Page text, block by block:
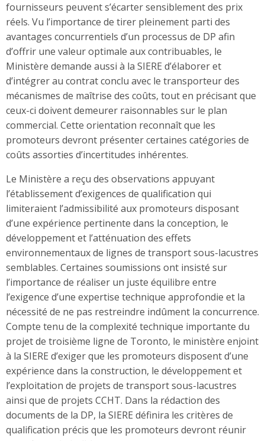
fournisseurs peuvent s’écarter sensiblement des prix
réels. Vu l’importance de tirer pleinement parti des
avantages concurrentiels d’un processus de DP afin
d’offrir une valeur optimale aux contribuables, le
Ministère demande aussi à la SIERE d’élaborer et
d’intégrer au contrat conclu avec le transporteur des
mécanismes de maîtrise des coûts, tout en précisant que
ceux-ci doivent demeurer raisonnables sur le plan
commercial. Cette orientation reconnaît que les
promoteurs devront présenter certaines catégories de
coûts assorties d’incertitudes inhérentes.
Le Ministère a reçu des observations appuyant
l’établissement d’exigences de qualification qui
limiteraient l’admissibilité aux promoteurs disposant
d’une expérience pertinente dans la conception, le
développement et l’atténuation des effets
environnementaux de lignes de transport sous-lacustres
semblables. Certaines soumissions ont insisté sur
l’importance de réaliser un juste équilibre entre
l’exigence d’une expertise technique approfondie et la
nécessité de ne pas restreindre indûment la concurrence.
Compte tenu de la complexité technique importante du
projet de troisième ligne de Toronto, le ministère enjoint
à la SIERE d’exiger que les promoteurs disposent d’une
expérience dans la construction, le développement et
l’exploitation de projets de transport sous-lacustres
ainsi que de projets CCHT. Dans la rédaction des
documents de la DP, la SIERE définira les critères de
qualification précis que les promoteurs devront réunir